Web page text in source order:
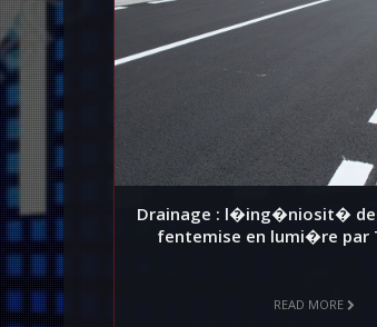
Drainage : l�ing�niosit�
fentemise en lumi�re par
READ MORE